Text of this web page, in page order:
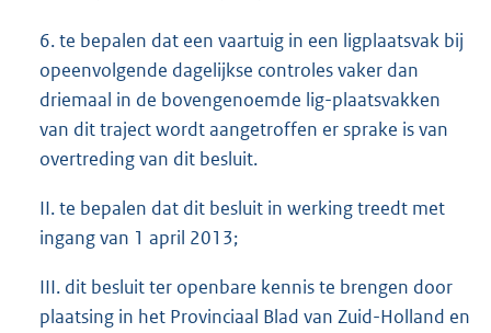
6. te bepalen dat een vaartuig in een ligplaatsvak bij
opeenvolgende dagelijkse controles vaker dan
driemaal in de bovengenoemde lig-plaatsvakken
van dit traject wordt aangetroffen er sprake is van
overtreding van dit besluit.
II. te bepalen dat dit besluit in werking treedt met
ingang van 1 april 2013;
III. dit besluit ter openbare kennis te brengen door
plaatsing in het Provinciaal Blad van Zuid-Holland en